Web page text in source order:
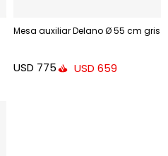
Mesa auxiliar Delano Ø 55 cm gris
USD 775 USD 659